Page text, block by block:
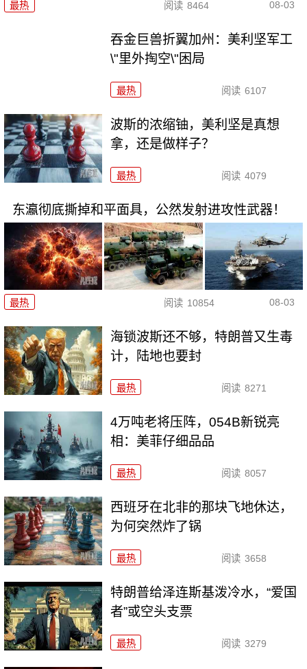
最热 阅读 8464 08-03
吞金巨兽折翼加州：美利坚军工
\"里外掏空\"困局
最热 阅读 6107
波斯的浓缩铀，美利坚是真想
拿，还是做样子？
最热 阅读 4079
东瀛彻底撕掉和平面具，公然发射进攻性武器！
最热 阅读 10854 08-03
海锁波斯还不够，特朗普又生毒
计，陆地也要封
最热 阅读 8271
4万吨老将压阵，054B新锐亮
相：美菲仔细品品
最热 阅读 8057
西班牙在北非的那块飞地休达，
为何突然炸了锅
最热 阅读 3658
特朗普给泽连斯基泼冷水，“爱国
者”或空头支票
最热 阅读 3279